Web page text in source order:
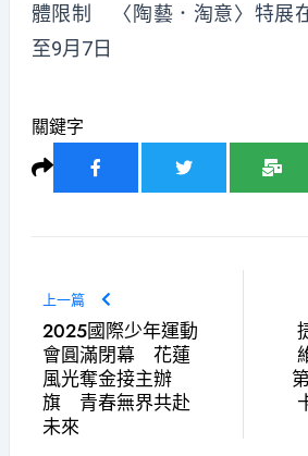
體限制 〈陶藝．淘意〉特展
至9月7日
關鍵字
上一篇
2025國際少年運動
會圓滿閉幕 花蓮
風光奪金接主辦
旗 青春無界共赴
未來